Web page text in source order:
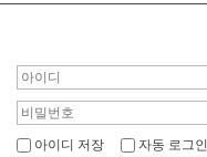
아이디 저장 자동 로그인